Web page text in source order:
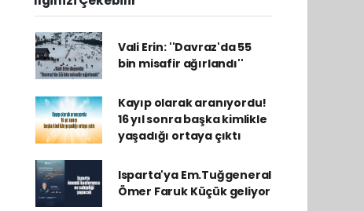
Vali Erin: ''Davraz'da 55
bin misafir ağırlandı''
Kayıp olarak aranıyordu!
16 yıl sonra başka kimlikle
yaşadığı ortaya çıktı
Isparta'ya Em.Tuğgeneral
Ömer Faruk Küçük geliyor